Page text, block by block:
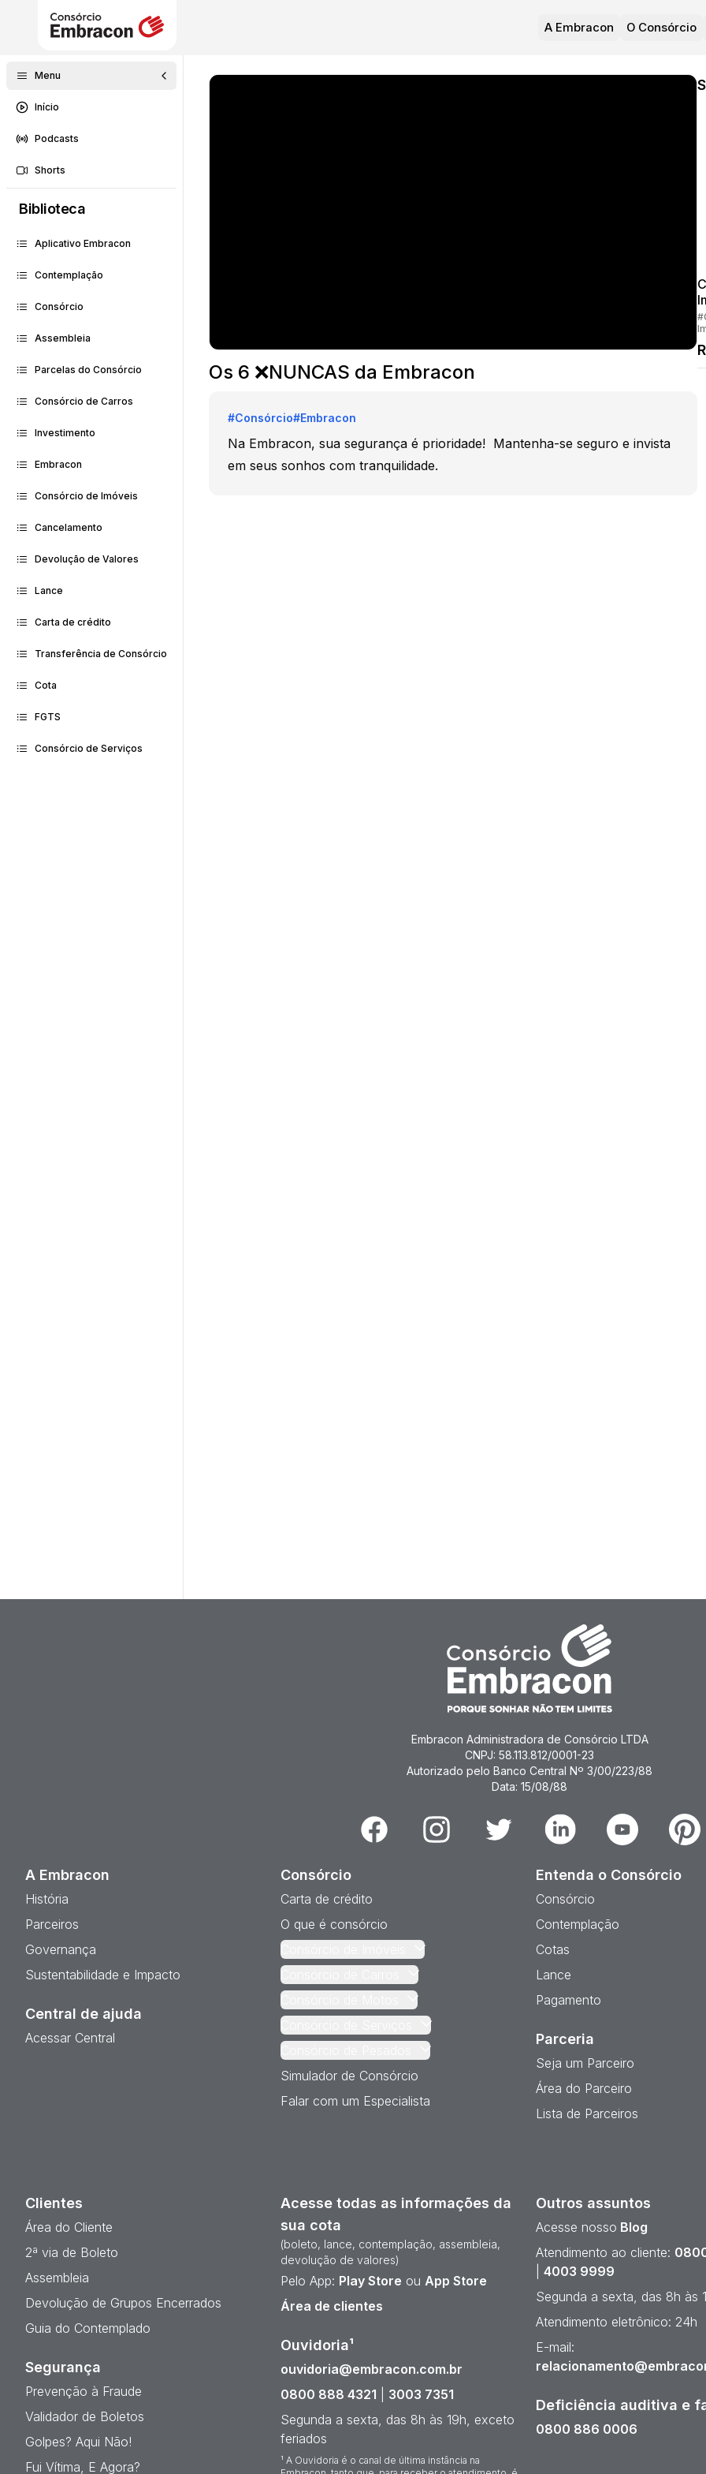
A Embracon O Consórcio
Menu
Início
Podcasts
Shorts
Biblioteca
Aplicativo Embracon
Contemplação
Consórcio
Assembleia
Parcelas do Consórcio
Consórcio de Carros
Investimento
Embracon
Consórcio de Imóveis
Cancelamento
Devolução de Valores
Lance
Carta de crédito
Transferência de Consórcio
Cota
FGTS
Consórcio de Serviços
Os 6 ❌NUNCAS da Embracon
#Consórcio#Embracon
Na Embracon, sua segurança é prioridade! ​ Mantenha-se seguro e invista
em seus sonhos com tranquilidade.
Embracon Administradora de Consórcio LTDA
CNPJ: 58.113.812/0001-23
Autorizado pelo Banco Central Nº 3/00/223/88
Data: 15/08/88
Facebook Instagram Twitter Linkedin Youtube
A Embracon
História
Parceiros
Governança
Sustentabilidade e Impacto
Central de ajuda
Acessar Central
Consórcio
Carta de crédito
O que é consórcio
Simulador de Consórcio
Falar com um Especialista
Entenda o Consórcio
Consórcio
Contemplação
Cotas
Lance
Pagamento
Parceria
Seja um Parceiro
Área do Parceiro
Lista de Parceiros
Clientes
Área do Cliente
2ª via de Boleto
Assembleia
Devolução de Grupos Encerrados
Guia do Contemplado
Segurança
Prevenção à Fraude
Validador de Boletos
Golpes? Aqui Não!
Fui Vítima, E Agora?
Acesse todas as informações da
sua cota
(boleto, lance, contemplação, assembleia,
devolução de valores)
Pelo App: Play Store ou App Store
Área de clientes
Ouvidoria¹
ouvidoria@embracon.com.br
0800 888 4321
3003 7351
Segunda a sexta, das 8h às 19h, exceto
feriados
¹ A Ouvidoria é o canal de última instância na
Outros assuntos
Acesse nosso Blog
Atendimento ao cliente:
4003 9999
Segunda a sexta, das 8h às
Atendimento eletrônico: 24h
E-mail:
Deficiência auditiva e
0800 886 0006